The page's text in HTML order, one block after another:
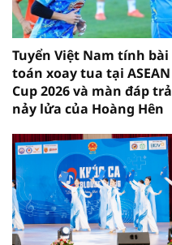
Tuyển Việt Nam tính bài
toán xoay tua tại ASEAN
Cup 2026 và màn đáp trả
nảy lửa của Hoàng Hên